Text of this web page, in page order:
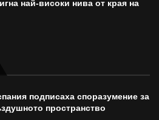
най-високи нива от края на
подписаха споразумение за
пространство